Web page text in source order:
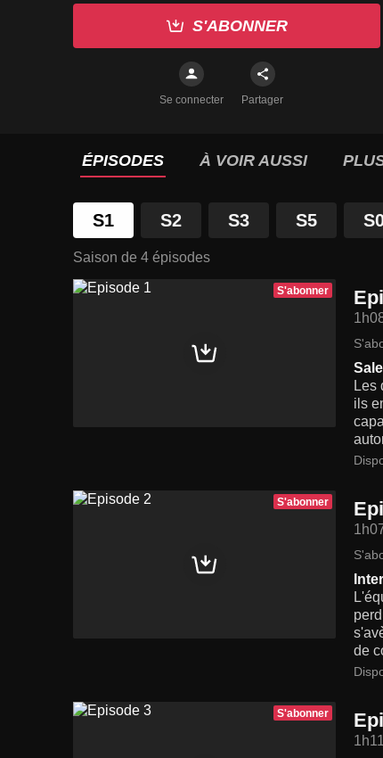
S'ABONNER
Se connecter Partager
ÉPISODES À VOIR AUSSI
S1 S2 S3 S5
Saison de 4 épisodes
S'abonner
Les
ils
S'abonner
de
S'abonner
1h11